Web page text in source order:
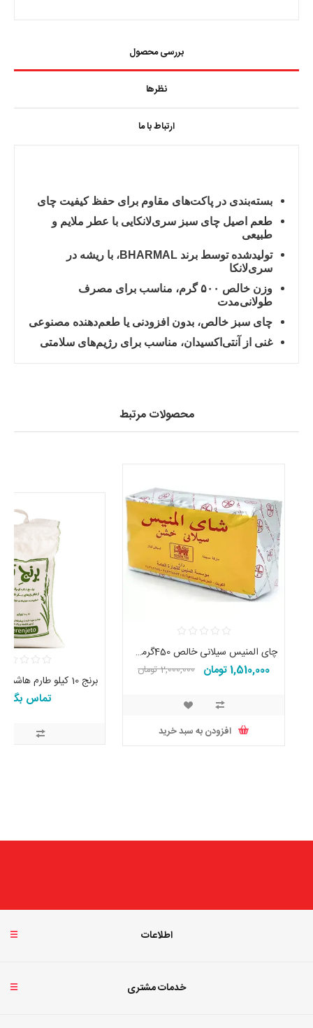
بررسی محصول
نظرها
ارتباط با ما
بسته‌بندی در پاکت‌های مقاوم برای حفظ کیفیت چای
طعم اصیل چای سبز سری‌لانکایی با عطر ملایم و
طبیعی
تولیدشده توسط برند BHARMAL، با ریشه در
سری‌لانکا
وزن خالص ۵۰۰ گرم، مناسب برای مصرف
طولانی‌مدت
چای سبز خالص، بدون افزودنی یا طعم‌دهنده مصنوعی
غنی از آنتی‌اکسیدان، مناسب برای رژیم‌های سلامتی
محصولات مرتبط
چای المنیس سیلانی خالص 450گرمی Almunayes
1,510,000 تومان 2,000,000 تومان
افزودن به سبد خرید
تماس
اطلاعات
خدمات مشتری